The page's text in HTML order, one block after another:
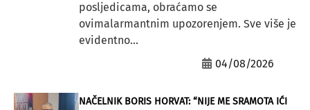
posljedicama, obraćamo se
ovimalarmantnim upozorenjem. Sve više je
evidentno...
04/08/2026
NAČELNIK BORIS HORVAT: “NIJE ME SRAMOTA IĆI